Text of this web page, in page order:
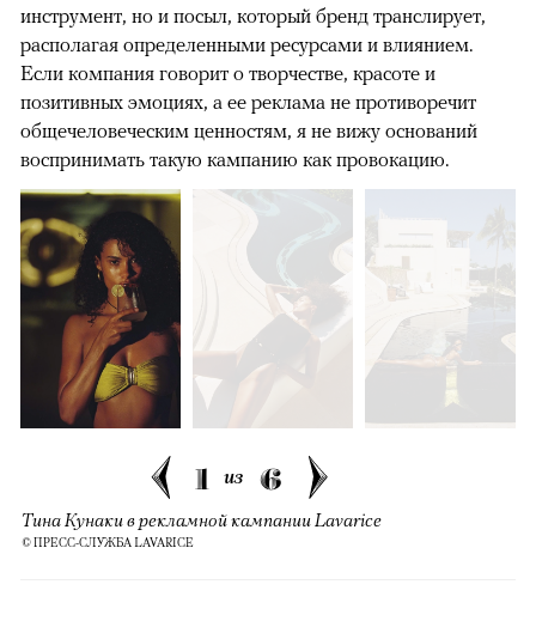
инструмент, но и посыл, который бренд транслирует,
располагая определенными ресурсами и влиянием.
Если компания говорит о творчестве, красоте и
позитивных эмоциях, а ее реклама не противоречит
общечеловеческим ценностям, я не вижу оснований
воспринимать такую кампанию как провокацию.
1 из 6
Тина Кунаки в рекламной кампании Lavarice
© ПРЕСС-СЛУЖБА LAVARICE